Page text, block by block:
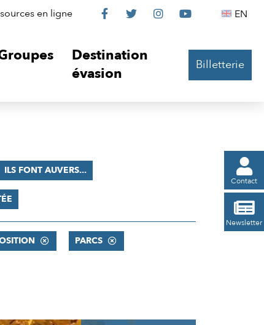
en ligne
Le
sur

Le

Le

Le
 EN
Destination
évasion
Billetterie

Contact

Newsletter
ILS FONT AUVERS...
PARCS